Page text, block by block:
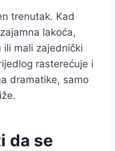
trenutak. Kad
lakoća,
mali zajednički
rasterećuje i
dramatike, samo
da se